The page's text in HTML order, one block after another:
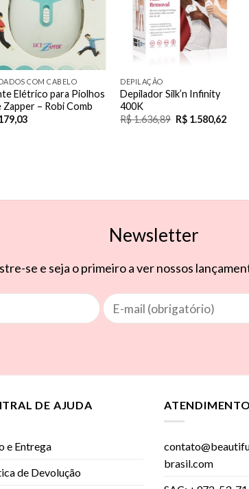
COM CABELO
Elétrico para Piolhos
Zapper – Robi Comb
DEPILAÇÃO
Depilador Silk’n Infinity
400K
R$1.636,89 R$ 1.580,62
Newsletter
se e seja o primeiro a ver nossos
DE AJUDA
e Entrega
de Devolução
ATENDIMENTO
brasil.com